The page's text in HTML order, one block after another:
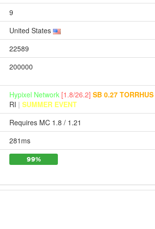
9
United States
22589
200000
Hypixel Network [1.8/26.2] SB 0.27 TORRHUS
RI | SUMMER EVENT
Requires MC 1.8 / 1.21
281ms
99%